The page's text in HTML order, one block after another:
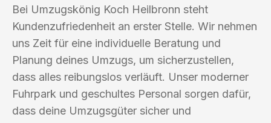
Bei Umzugskönig Koch Heilbronn steht
Kundenzufriedenheit an erster Stelle. Wir nehmen
uns Zeit für eine individuelle Beratung und
Planung deines Umzugs, um sicherzustellen,
dass alles reibungslos verläuft. Unser moderner
Fuhrpark und geschultes Personal sorgen dafür,
dass deine Umzugsgüter sicher und